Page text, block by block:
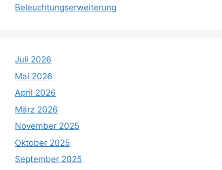
Beleuchtungserweiterung
Juli 2026
Mai 2026
April 2026
März 2026
November 2025
Oktober 2025
September 2025